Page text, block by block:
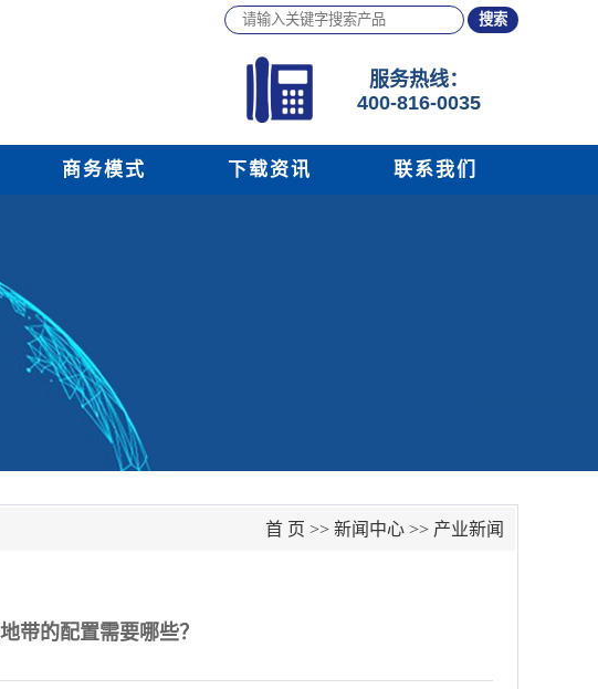
服务热线：
400-816-0035
商务模式 下载资讯 联系我们
首 页 >> 新闻中心 >> 产业新闻
带的配置需要哪些？